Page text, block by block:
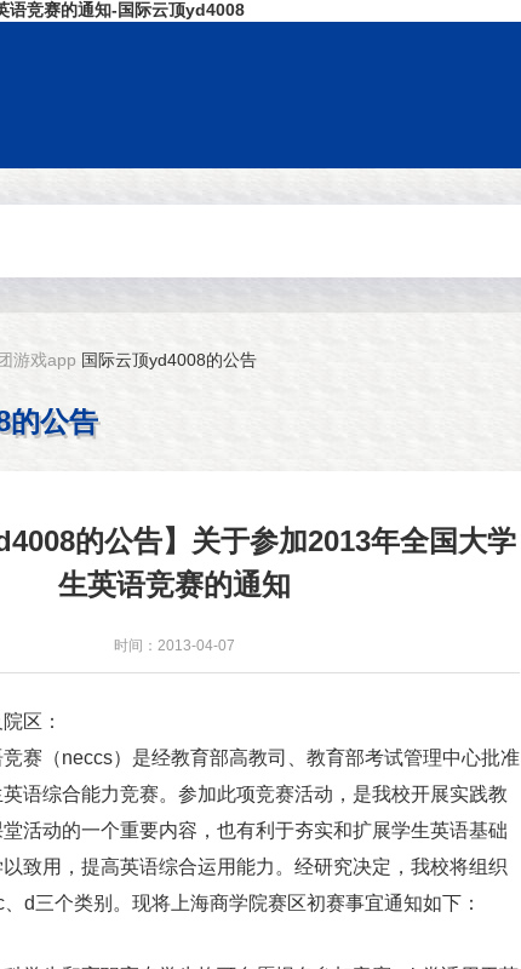
语竞赛的通知-国际云顶yd4008
游戏app 国际云顶yd4008的公告
的公告
的公告】关于参加2013年全国大学
生英语竞赛的通知
时间：2013-04-07
区：
（neccs）是经教育部高教司、教育部考试管理中心批准
语综合能力竞赛。参加此项竞赛活动，是我校开展实践教
活动的一个重要内容，也有利于夯实和扩展学生英语基础
致用，提高英语综合运用能力。经研究决定，我校将组织
d三个类别。现将上海商学院赛区初赛事宜通知如下：